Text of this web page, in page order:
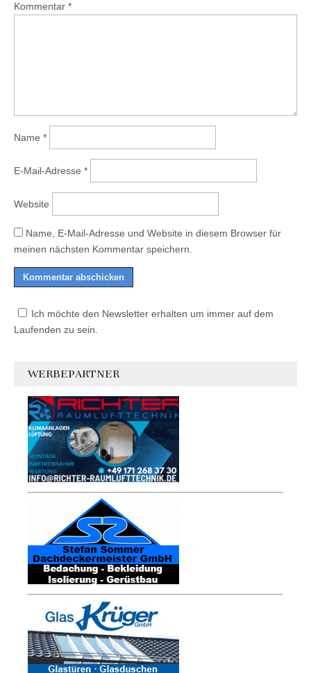
Kommentar *
Name *
E-Mail-Adresse *
Website
Name, E-Mail-Adresse und Website in diesem Browser für
meinen nächsten Kommentar speichern.
Ich möchte den Newsletter erhalten um immer auf dem
Laufenden zu sein.
WERBEPARTNER